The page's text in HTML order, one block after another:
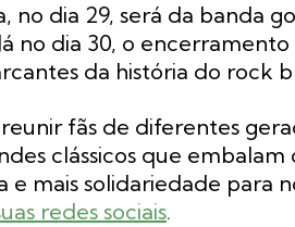
no dia 29, será da banda
no dia 30, o
da história do rock
fãs de diferentes
clássicos que embalam
e mais solidariedade para
redes sociais.